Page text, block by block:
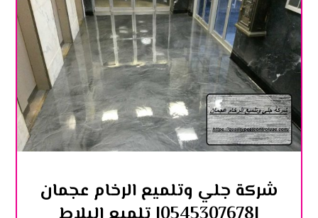
شركة جلي وتلميع الرخام عجمان